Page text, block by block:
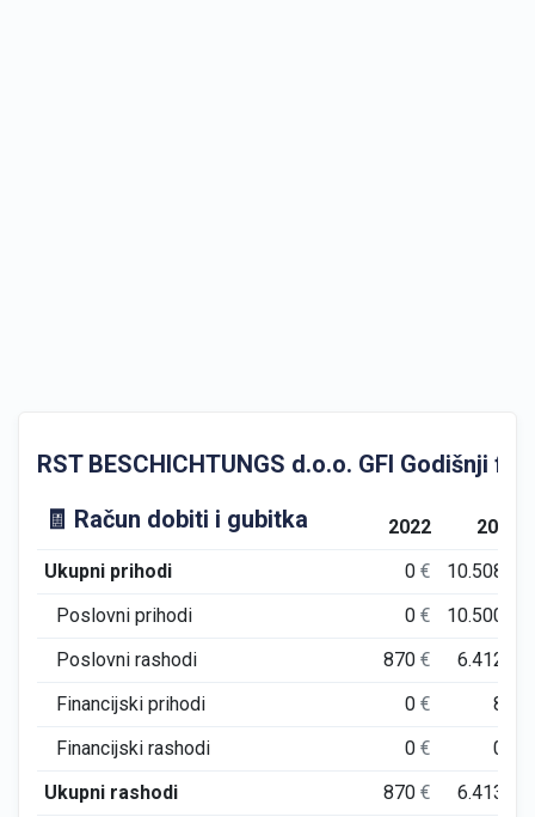
RST BESCHICHTUNGS d.o.o. GFI Godišnji
🧾 Račun dobiti i gubitka
2022
2023
Ukupni prihodi
0€ 10.508
Poslovni prihodi
0€ 10.500
Poslovni rashodi
870€ 6.412
Financijski prihodi
0€ 8
Financijski rashodi
0€ 0
Ukupni rashodi
870€ 6.413